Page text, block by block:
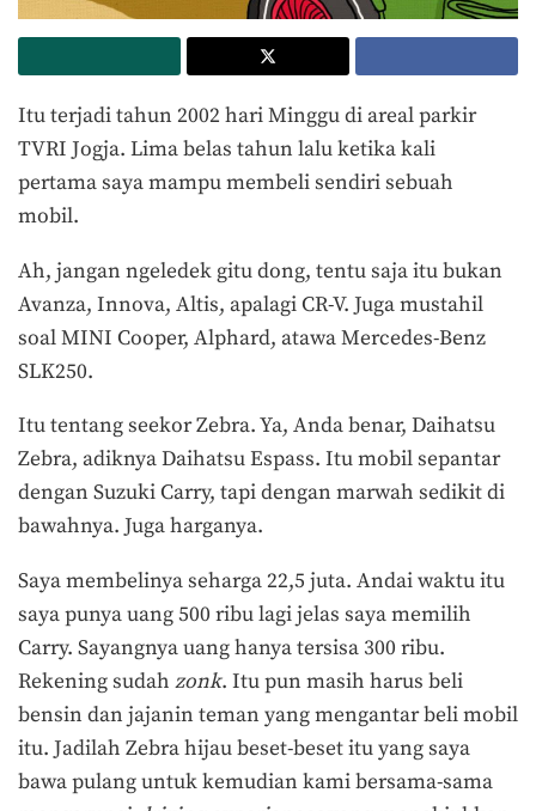
Itu terjadi tahun 2002 hari Minggu di areal parkir
TVRI Jogja. Lima belas tahun lalu ketika kali
pertama saya mampu membeli sendiri sebuah
mobil.
Ah, jangan ngeledek gitu dong, tentu saja itu bukan
Avanza, Innova, Altis, apalagi CR-V. Juga mustahil
soal MINI Cooper, Alphard, atawa Mercedes-Benz
SLK250.
Itu tentang seekor Zebra. Ya, Anda benar, Daihatsu
Zebra, adiknya Daihatsu Espass. Itu mobil sepantar
dengan Suzuki Carry, tapi dengan marwah sedikit di
bawahnya. Juga harganya.
Saya membelinya seharga 22,5 juta. Andai waktu itu
saya punya uang 500 ribu lagi jelas saya memilih
Carry. Sayangnya uang hanya tersisa 300 ribu.
Rekening sudah zonk. Itu pun masih harus beli
bensin dan jajanin teman yang mengantar beli mobil
itu. Jadilah Zebra hijau beset-beset itu yang saya
bawa pulang untuk kemudian kami bersama-sama